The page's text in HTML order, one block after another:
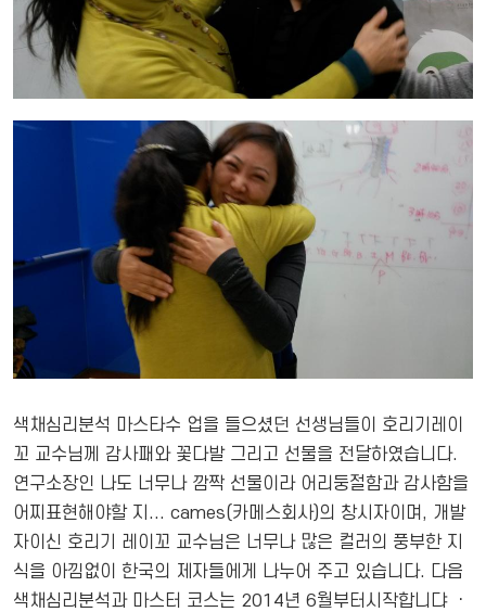
색채심리분석 마스타수 업을 들으셨던 선생님들이 호리기레이
꼬 교수님께 감사패와 꽃다발 그리고 선물을 전달하였습니다.
연구소장인 나도 너무나 깜짝 선물이라 어리둥절함과 감사함을
어찌표현해야할 지... cames(카메스회사)의 창시자이며, 개발
자이신 호리기 레이꼬 교수님은 너무나 많은 컬러의 풍부한 지
식을 아낌없이 한국의 제자들에게 나누어 주고 있습니다. 다음
색채심리분석과 마스터 코스는 2014년 6월부터시작합니댜 ㆍ